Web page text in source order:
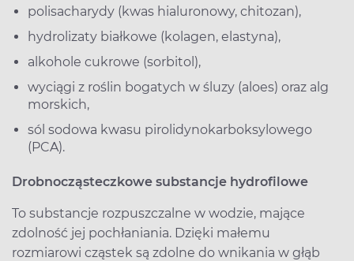
polisacharydy (kwas hialuronowy, chitozan),
hydrolizaty białkowe (kolagen, elastyna),
alkohole cukrowe (sorbitol),
wyciągi z roślin bogatych w śluzy (aloes) oraz alg
morskich,
sól sodowa kwasu pirolidynokarboksylowego
(PCA).
Drobnocząsteczkowe substancje hydrofilowe
To substancje rozpuszczalne w wodzie, mające
zdolność jej pochłaniania. Dzięki małemu
rozmiarowi cząstek są zdolne do wnikania w głąb